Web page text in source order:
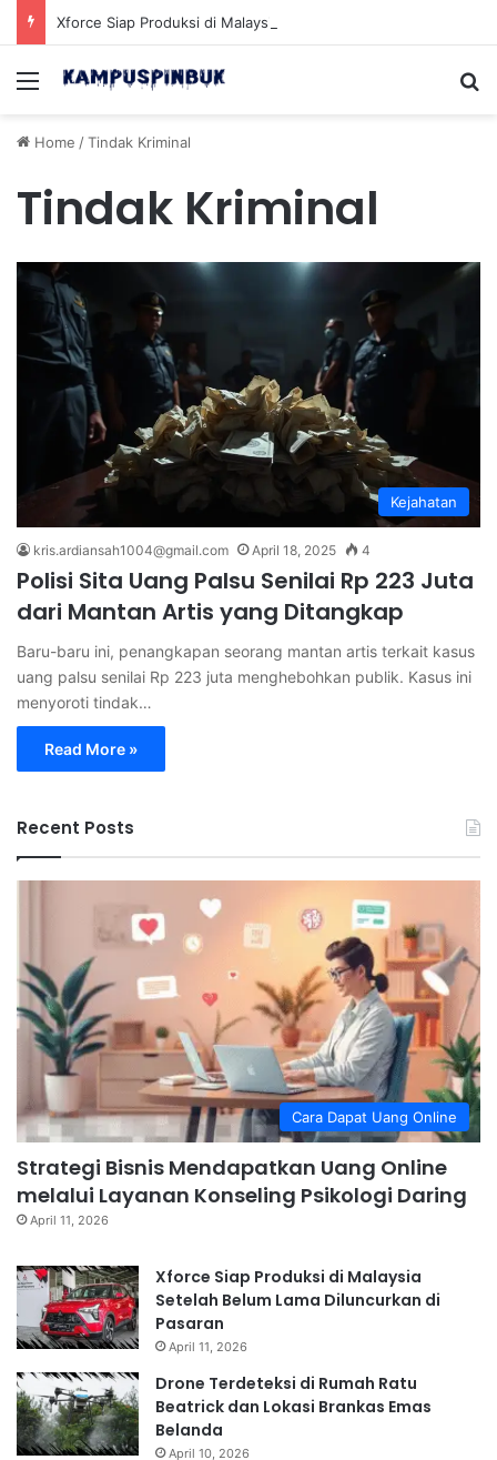
Menu
Home /Tindak Kriminal
Tindak Kriminal
Kejahatan
kris.ardiansah1004@gmail.com April 18, 2025 4
Polisi Sita Uang Palsu Senilai Rp 223 Juta
dari Mantan Artis yang Ditangkap
Baru-baru ini, penangkapan seorang mantan artis terkait kasus
uang palsu senilai Rp 223 juta menghebohkan publik. Kasus ini
menyoroti tindak…
Read More »
Recent Posts
Cara Dapat Uang Online
Strategi Bisnis Mendapatkan Uang Online
melalui Layanan Konseling Psikologi Daring
April 11, 2026
Xforce Siap Produksi di Malaysia
Setelah Belum Lama Diluncurkan di
Pasaran
April 11, 2026
Drone Terdeteksi di Rumah Ratu
Beatrick dan Lokasi Brankas Emas
Belanda
April 10, 2026